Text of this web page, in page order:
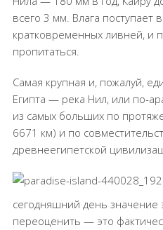
всего 3 мм. Влага поступает
кратковременных ливней, и
пропитаться.
Самая крупная и, пожалуй,
Египта — река Нил, или по-
из самых больших по
6671 км) и по
древнеегипетской
сегодняшний день значение
переоценить — это